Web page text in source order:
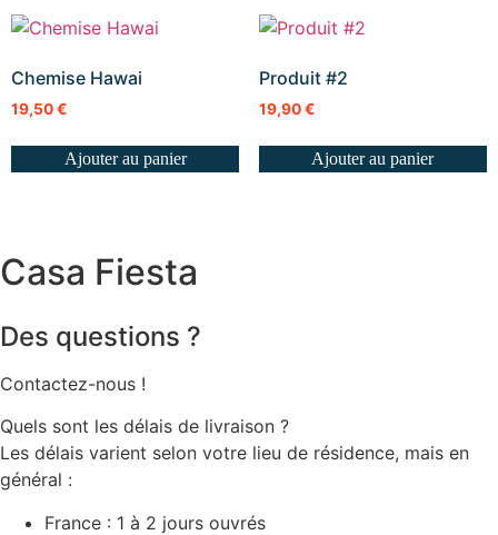
Chemise Hawai
19,50€
Ajouter au panier
Produit #2
19,90€
Ajouter au panier
Casa Fiesta
Des questions ?
Contactez-nous !
Quels sont les délais de livraison ?
Les délais varient selon votre lieu de résidence, mais en
général :
France : 1 à 2 jours ouvrés